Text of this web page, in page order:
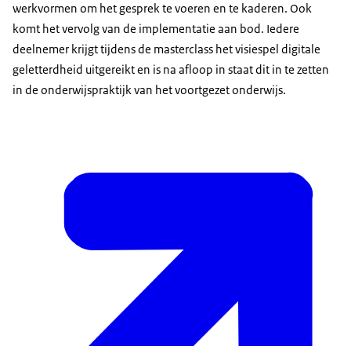
werkvormen om het gesprek te voeren en te kaderen. Ook
komt het vervolg van de implementatie aan bod. Iedere
deelnemer krijgt tijdens de masterclass het visiespel digitale
geletterdheid uitgereikt en is na afloop in staat dit in te zetten
in de onderwijspraktijk van het voortgezet onderwijs.